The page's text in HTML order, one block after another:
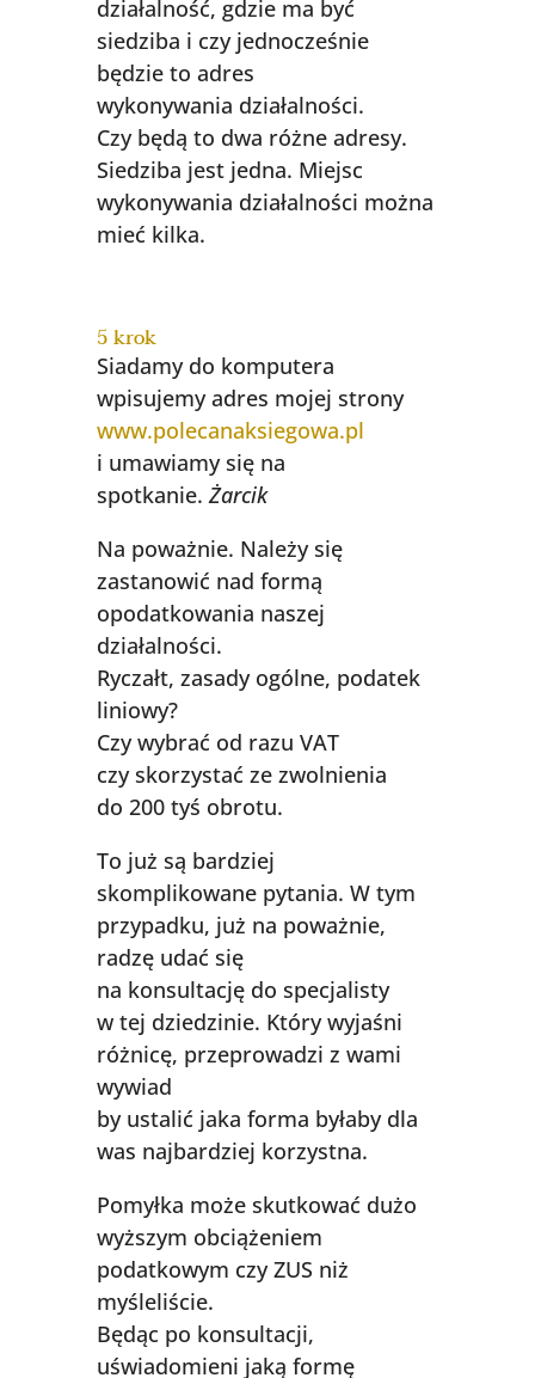
działalność, gdzie ma być
siedziba i czy jednocześnie
będzie to adres
wykonywania działalności.
Czy będą to dwa różne adresy.
Siedziba jest jedna. Miejsc
wykonywania działalności można
mieć kilka.
5 krok
Siadamy do komputera
wpisujemy adres mojej strony
www.polecanaksiegowa.pl
i umawiamy się na
spotkanie.Żarcik
Na poważnie. Należy się
zastanowić nad formą
opodatkowania naszej
działalności.
Ryczałt, zasady ogólne, podatek
liniowy?
Czy wybrać od razu VAT
czy skorzystać ze zwolnienia
do 200 tyś obrotu.
To już są bardziej
skomplikowane pytania. W tym
przypadku, już na poważnie,
radzę udać się
na konsultację do specjalisty
w tej dziedzinie. Który wyjaśni
różnicę, przeprowadzi z wami
wywiad
by ustalić jaka forma byłaby dla
was najbardziej korzystna.
Pomyłka może skutkować dużo
wyższym obciążeniem
podatkowym czy ZUS niż
myśleliście.
Będąc po konsultacji,
uświadomieni jaką formę